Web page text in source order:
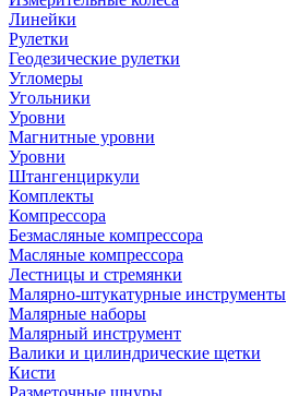
Линейки
Рулетки
Геодезические рулетки
Угломеры
Угольники
Уровни
Магнитные уровни
Уровни
Штангенциркули
Комплекты
Компрессора
Безмасляные компрессора
Масляные компрессора
Лестницы и стремянки
Малярно-штукатурные инструменты
Малярные наборы
Малярный инструмент
Валики и цилиндрические щетки
Кисти
Разметочные шнуры